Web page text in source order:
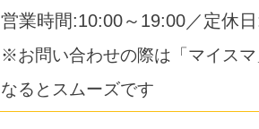
営業時間:10:00～19:00／定休
※お問い合わせの際は「マイス
なるとスムーズです